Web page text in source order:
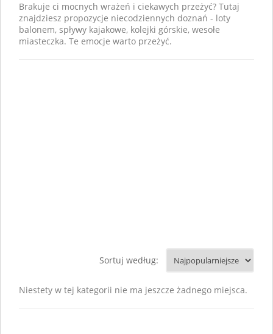
Brakuje ci mocnych wrażeń i ciekawych przeżyć? Tutaj
znajdziesz propozycje niecodziennych doznań - loty
balonem, spływy kajakowe, kolejki górskie, wesołe
miasteczka. Te emocje warto przeżyć.
Sortuj według:
Niestety w tej kategorii nie ma jeszcze żadnego miejsca.